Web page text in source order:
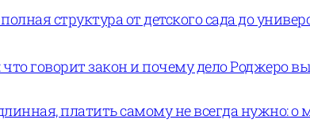
структура от детского сада до
говорит закон и почему дело Роджеро
платить самому не всегда нужно: о